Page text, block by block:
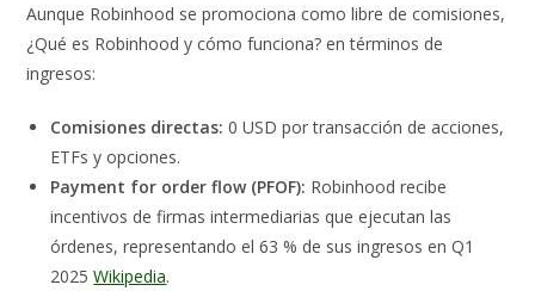
Aunque Robinhood se promociona como libre de comisiones,
¿Qué es Robinhood y cómo funciona? en términos de
ingresos:
Comisiones directas: 0 USD por transacción de acciones,
ETFs y opciones.
Payment for order flow (PFOF): Robinhood recibe
incentivos de firmas intermediarias que ejecutan las
órdenes, representando el 63 % de sus ingresos en Q1
2025Wikipedia.